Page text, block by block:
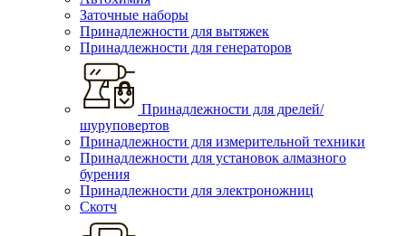
Заточные наборы
Принадлежности для вытяжек
Принадлежности для генераторов
Принадлежности для дрелей/
шуруповертов
Принадлежности для измерительной техники
Принадлежности для установок алмазного
бурения
Принадлежности для электроножниц
Скотч